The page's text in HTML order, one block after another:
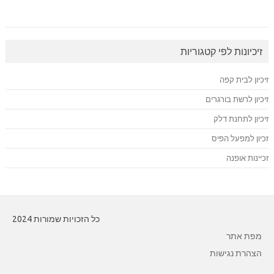
זיכיונות לפי קטגוריות
זיכיון לבית קפה
זיכיון לרשת בורגרים
זיכיון לתחנת דלק
זכיון למפעל הפיס
זכיינות אופנה
כל הזכויות שמורות 2024
מפת אתר
הצהרת נגישות